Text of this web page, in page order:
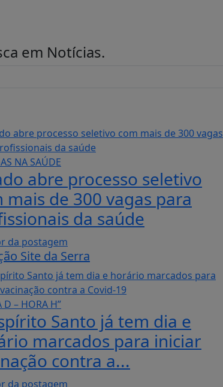
em Notícias.
NA SAÚDE
abre processo seletivo
mais de 300 vagas para
da saúde
Site da Serra
D – HORA H”
Santo já tem dia e
marcados para iniciar
contra a...